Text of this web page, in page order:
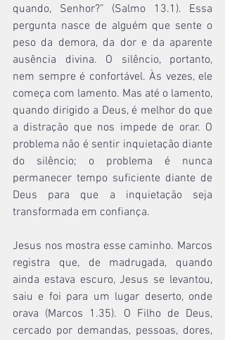
quando, Senhor?” (Salmo 13.1). Essa
pergunta nasce de alguém que sente o
peso da demora, da dor e da aparente
ausência divina. O silêncio, portanto,
nem sempre é confortável. Às vezes, ele
começa com lamento. Mas até o lamento,
quando dirigido a Deus, é melhor do que
a distração que nos impede de orar. O
problema não é sentir inquietação diante
do silêncio; o problema é nunca
permanecer tempo suficiente diante de
Deus para que a inquietação seja
transformada em confiança.
Jesus nos mostra esse caminho. Marcos
registra que, de madrugada, quando
ainda estava escuro, Jesus se levantou,
saiu e foi para um lugar deserto, onde
orava (Marcos 1.35). O Filho de Deus,
cercado por demandas, pessoas, dores,